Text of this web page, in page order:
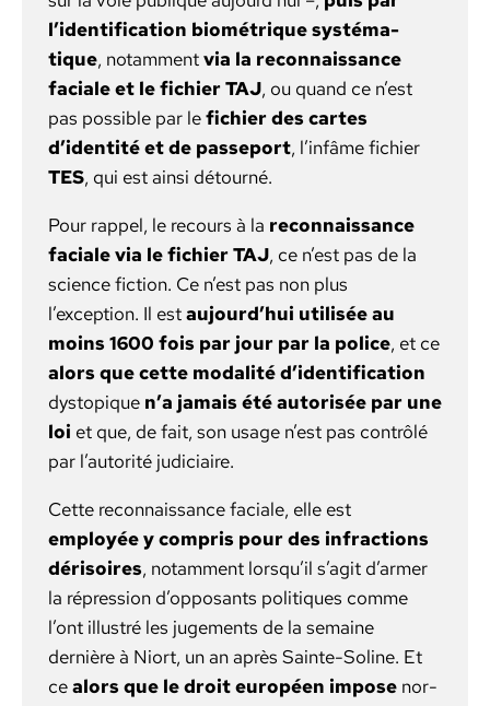
l’identification bio­métrique sys­té­ma­
tique, notam­mentvia la recon­nais­sance
faciale et le fichi­er TAJ, ou quand ce n’est
pas pos­si­ble par lefichi­er des cartes
d’identité et de passe­port, l’infâme fichi­er
TES, qui est ain­si détourné.
Pour rap­pel, le recours à la recon­nais­sance
faciale via le fichi­er TAJ, ce n’est pas de la
sci­ence fic­tion. Ce n’est pas non plus
l’exception. Il estaujourd’hui util­isée au
moins 1600 fois par jour par la police, et ce
alors que cette modal­ité d’identification
dystopique n’a jamais été autorisée par une
loi et que, de fait, son usage n’est pas con­trôlé
par l’autorité judi­ci­aire.
Cette recon­nais­sance faciale, elle est
employée y com­pris pour des infrac­tions
dérisoires, notam­ment lorsqu’il s’agit d’armer
la répres­sion d’opposants poli­tiques comme
l’ont illus­tré les juge­ments de la semaine
dernière à Niort, un an après Sainte-Soline. Et
cealors que le droit européen impose nor­